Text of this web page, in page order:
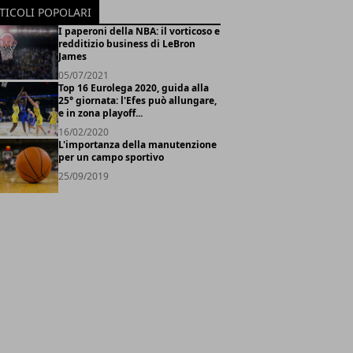
POPOLARI
I paperoni della NBA: il vorticoso e
redditizio business di LeBron
James
05/07/2021
Top 16 Eurolega 2020, guida alla
25° giornata: l'Efes può allungare,
e in zona playoff...
16/02/2020
L'importanza della manutenzione
per un campo sportivo
25/09/2019